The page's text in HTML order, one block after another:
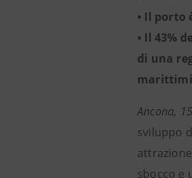
• Il porto
• Il 43%
di una
Ancona,
sviluppo
sbocco e